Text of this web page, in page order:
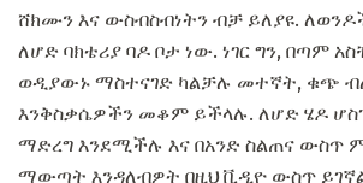
ሸክሙን እና ውስብስብነትን ብቻ ይለያዩ.
ለሆድ ባክቴሪያ ባዶ ቦታ ነው. ነገር ግን, በጣም
ወዲያውኑ ማስተናገድ ካልቻሉ መተኛት, ቁጭ
እንቅስቃሴዎችን መቆም ይችላሉ. ለሆድ ሄዶ
ማድረግ እንደሚችሉ እና በአንድ ስልጠና ውስጥ
ማውጣት እንዳለብዎት በዚህ ቪዲዮ ውስጥ